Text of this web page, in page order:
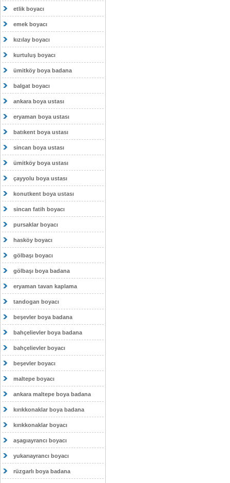
etlik boyacı
emek boyacı
kızılay boyacı
kurtuluş boyacı
ümitköy boya badana
balgat boyacı
ankara boya ustası
eryaman boya ustası
batıkent boya ustası
sincan boya ustası
ümitköy boya ustası
çayyolu boya ustası
konutkent boya ustası
sincan fatih boyacı
pursaklar boyacı
hasköy boyacı
gölbaşı boyacı
gölbaşı boya badana
eryaman tavan kaplama
tandogan boyacı
beşevler boya badana
bahçelievler boya badana
bahçelievler boyacı
beşevler boyacı
maltepe boyacı
ankara maltepe boya badana
kırıkkonaklar boya badana
kırıkkonaklar boyacı
aşagıayrancı boyacı
yukarıayrancı boyacı
rüzgarlı boya badana